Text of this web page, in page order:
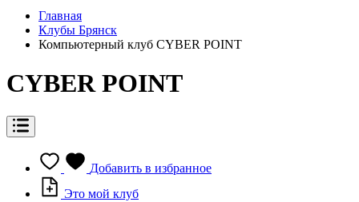
Главная
Клубы Брянск
Компьютерный клуб CYBER POINT
CYBER POINT
Добавить в избранное
Это мой клуб